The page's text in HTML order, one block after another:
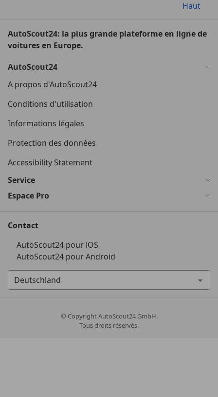
Haut
AutoScout24: la plus grande plateforme en ligne de
voitures en Europe.
AutoScout24
A propos d'AutoScout24
Conditions d'utilisation
Informations légales
Protection des données
Accessibility Statement
Service
Espace Pro
Contact
AutoScout24 pour iOS
AutoScout24 pour Android
© CopyrightAutoScout24 GmbH.
Tous droits réservés.